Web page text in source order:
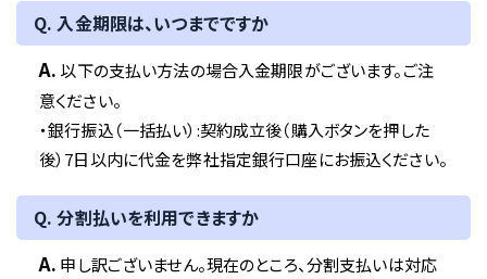
Q. 入金期限は、いつまでですか
A. 以下の支払い方法の場合入金期限がございます。ご注
意ください。
・銀行振込（一括払い）:契約成立後（購入ボタンを押した
後）7日以内に代金を弊社指定銀行口座にお振込ください。
Q. 分割払いを利用できますか
A. 申し訳ございません。現在のところ、分割支払いは対応